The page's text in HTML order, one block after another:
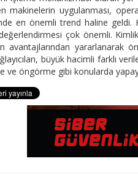
makinelerin uygulanması,
en önemli trend haline geldi.
değerlendirmesi çok önemli.
avantajlarından yararlanarak
büyük hacimli farklı
ve öngörme gibi konularda